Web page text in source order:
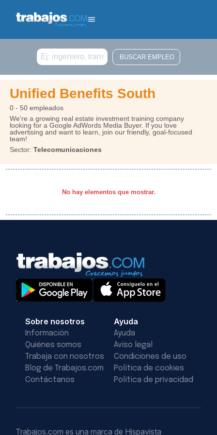
Buscar
Unified Benefits South
0 - 50 empleados
We're a growing real estate investment training company
looking for a Google AdWords Media Buyer. If you love
advertising and want to learn, join our friendly, goal-focused
team!
Sector: Telecomunicaciones
No hay elementos que mostrar.
Sobre nosotros
Información
Quiénes somos
Trabaja con nosotros
Blog de Trabajos.com
Contáctanos
Ayuda
Ayuda
Aviso legal
Condiciones de uso
Política de cookies
Política de privacidad
Trabajos.com es una marca de Hispavista